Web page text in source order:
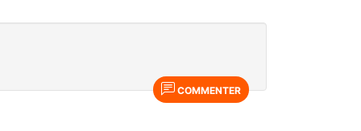
COMMENTER